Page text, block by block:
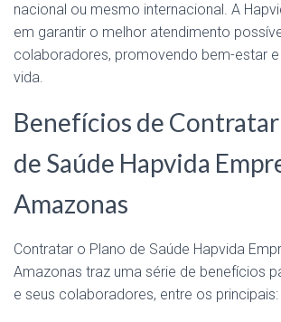
nacional ou mesmo internacional. A
em garantir o melhor atendimento
colaboradores, promovendo bem-estar e
vida.
Benefícios de
de Saúde Hapvida
Amazonas
Contratar o Plano de Saúde Hapvida
Amazonas traz uma série de benefícios
e seus colaboradores, entre os principais: